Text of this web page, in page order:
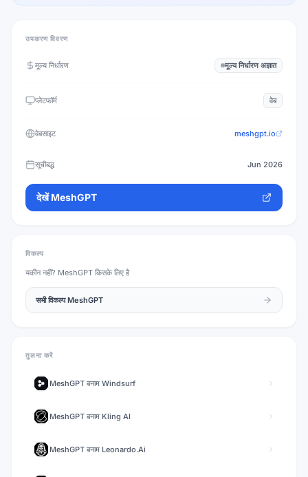
उपकरण विवरण
मूल्य निर्धारण मूल्य निर्धारण अज्ञात
प्लेटफॉर्म वेब
वेबसाइट meshgpt.io
सूचीबद्ध Jun 2026
देखें MeshGPT
विकल्प
यकीन नहीं? MeshGPT किसके लिए है
सभी विकल्प MeshGPT
तुलना करें
MeshGPT बनाम Windsurf
MeshGPT बनाम Kling AI
MeshGPT बनाम Leonardo.Ai